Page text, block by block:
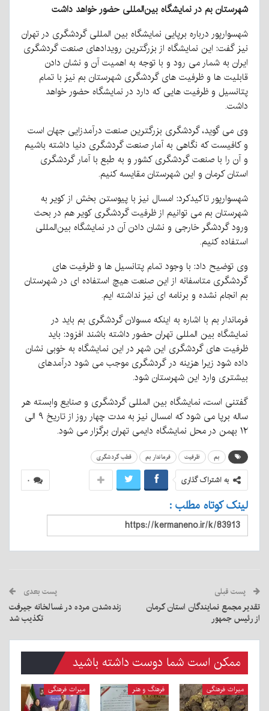
شهرستان بم در نمایشگاه بین‌المللی حضور خواهد داشت
شهسوارپور درباره برپایی نمایشگاه بین المللی گردشگری در تهران
نیز گفت: این نمایشگاه از بزرگترین رویدادهای صنعت گردشگری
ایران به شمار می رود و با توجه به اهمیت آن و نشان دادن
قابلیت ها و ظرفیت های گردشگری شهرستان بم نیز با تمام
پتانسیل و ظرفیت هایی که دارد در نمایشگاه حضور خواهد
داشت.
وی می گوید، گردشگری بزرگترین صنعت درآمدزایی جهان است
و کافیست که نگاهی به آمار صنعت گردشگری دنیا داشته باشیم
و آن را با صنعت گردشگری کشور و به طبع با آمار گردشگری
استان کرمان و این شهرستان مقایسه کنیم.
شهسوارپور تاکیدکرد: امسال نیز با پیوستن بخش از کویر به
شهرستان بم می توانیم از ظرفیت گردشگری کویر هم در بحث
ورود گردشگر خارجی و نشان دادن آن در نمایشگاه بین‌المللی
استفاده کنیم.
وی توضیح داد: با وجود تمام پتانسیل ها و ظرفیت های
گردشگری متاسفانه از این صنعت هیچ استفاده ای در شهرستان
بم انجام نشده و برنامه ای نیز نداشته ایم.
فرماندار بم با اشاره به اینکه مسولان گردشگری بم باید در
نمایشگاه بین المللی تهران حضور داشته باشند افزود: باید
ظرفیت های گردشگری این شهر در این نمایشگاه به خوبی نشان
داده شود زیرا هزینه در گردشگری موجب می شود درآمدهای
بیشتری وارد این شهرستان شود.
گفتنی است، نمایشگاه بین المللی گردشگری و صنایع وابسته هر
ساله برپا می شود که امسال نیز به مدت چهار روز از تاریخ ۹ الی
۱۲ بهمن در محل نمایشگاه دایمی تهران برگزار می شود.
بم ظرفیت فرماندار بم قطب گردشگری
۰ به اشتراک گذاری
لینک کوتاه مطلب :
پست قبلی
تقدیر مجمع نمایندگان استان کرمان
از رئیس جمهور
پست بعدی
زنده‌شدن مرده در غسالخانه جیرفت
تکذیب شد
ممکن است شما دوست داشته باشید
میراث فرهنگی فرهنگ و هنر میراث فرهنگی